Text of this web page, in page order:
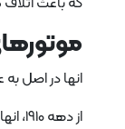
انها در اصل
از دهه 1910، انها در زیردریایی ها و کشتی ها استفاده می شوند.